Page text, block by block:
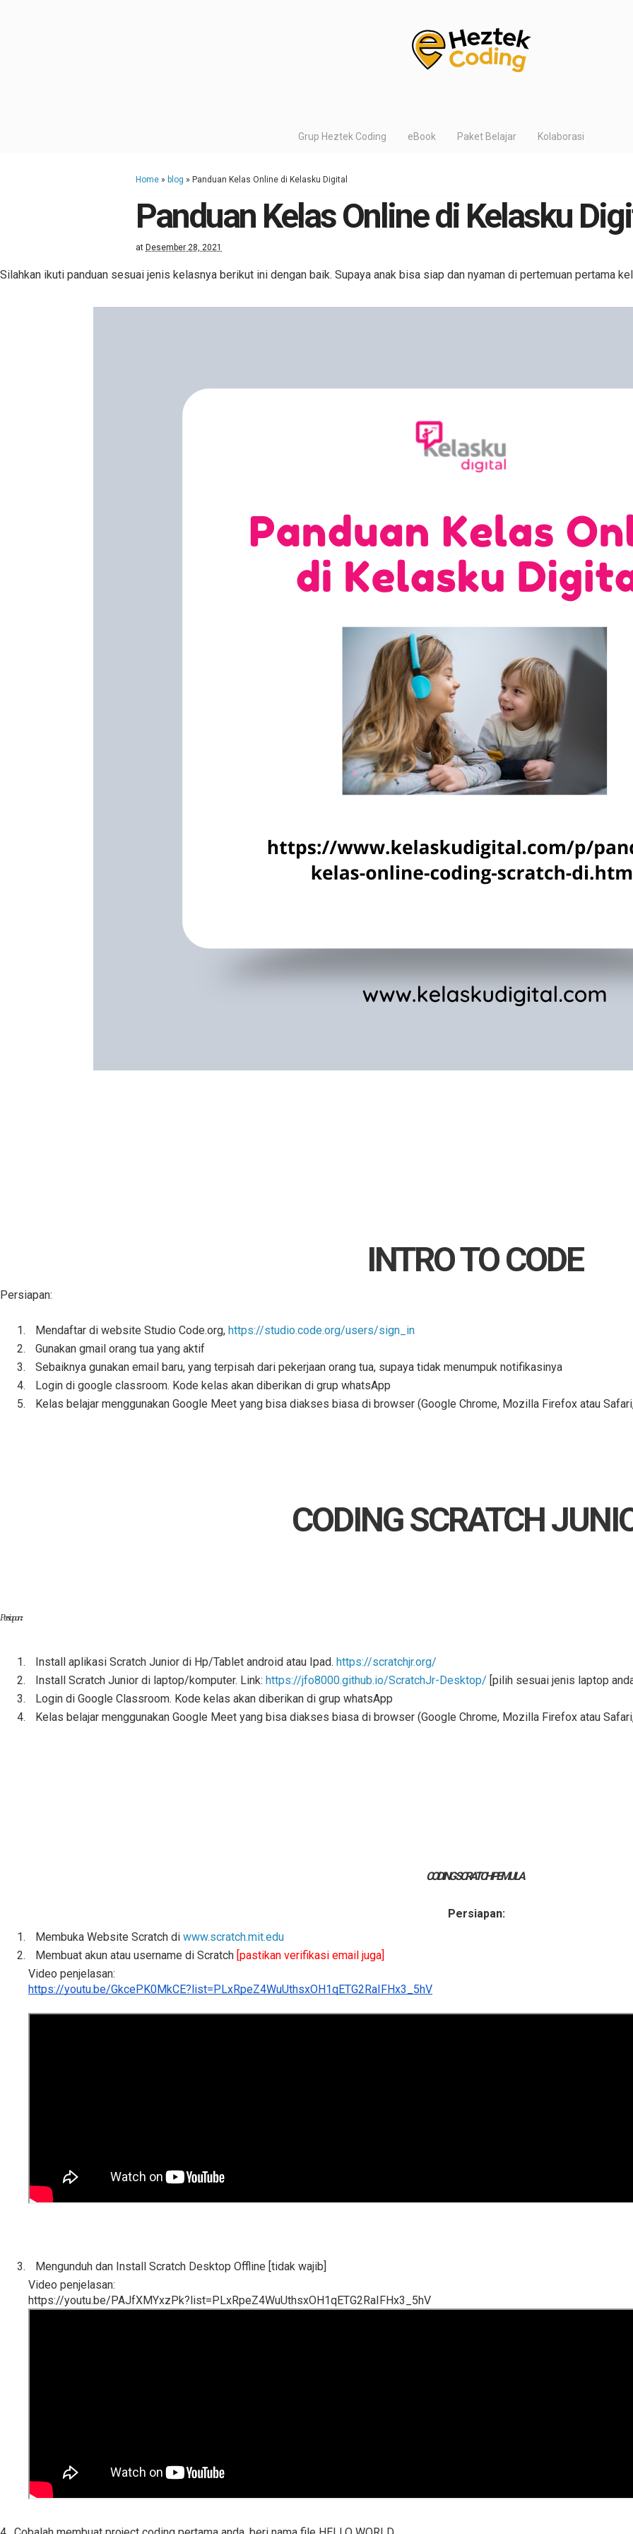
Grup Heztek Coding eBook Paket Belajar Kolaborasi
Home » blog » Panduan Kelas Online di Kelasku Digital
Panduan Kelas Online di Kelasku
at Desember 28, 2021
Silahkan ikuti panduan sesuai jenis kelasnya berikut ini dengan baik. Supaya anak bisa siap dan nyaman di pertemuan pertama
INTRO TO CODE
Persiapan:
Mendaftar di website Studio Code.org, https://studio.code.org/users/sign_in
Gunakan gmail orang tua yang aktif
Sebaiknya gunakan email baru, yang terpisah dari pekerjaan orang tua, supaya tidak menumpuk notifikasinya
Login di google classroom. Kode kelas akan diberikan di grup whatsApp
Kelas belajar menggunakan Google Meet yang bisa diakses biasa di browser (Google Chrome, Mozilla Firefox atau
CODING SCRATCH
Persiapan:
Install aplikasi Scratch Junior di Hp/Tablet android atau Ipad. https://scratchjr.org/
Install Scratch Junior di laptop/komputer. Link: https://jfo8000.github.io/ScratchJr-Desktop/ [pilih sesuai jenis laptop
Login di Google Classroom. Kode kelas akan diberikan di grup whatsApp
Kelas belajar menggunakan Google Meet yang bisa diakses biasa di browser (Google Chrome, Mozilla Firefox atau
CODING SCRATCH PEMULA
Persiapan:
Membuka Website Scratch di www.scratch.mit.edu
Membuat akun atau username di Scratch [pastikan verifikasi email juga]
Video penjelasan:
https://youtu.be/GkcePK0MkCE?list=PLxRpeZ4WuUthsxOH1qETG2RaIFHx3_5hV
Mengunduh dan Install Scratch Desktop Offline [tidak wajib]
Video penjelasan:
https://youtu.be/PAJfXMYxzPk?list=PLxRpeZ4WuUthsxOH1qETG2RaIFHx3_5hV